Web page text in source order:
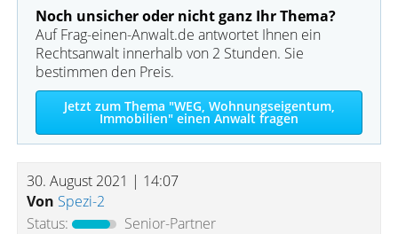
Noch unsicher oder nicht ganz Ihr Thema?
Auf Frag-einen-Anwalt.de antwortet Ihnen ein
Rechtsanwalt innerhalb von 2 Stunden. Sie
bestimmen den Preis.
Jetzt zum Thema "WEG, Wohnungseigentum,
Immobilien" einen Anwalt fragen
30. August 2021 | 14:07
Von Spezi-2
Status:
Senior-Partner